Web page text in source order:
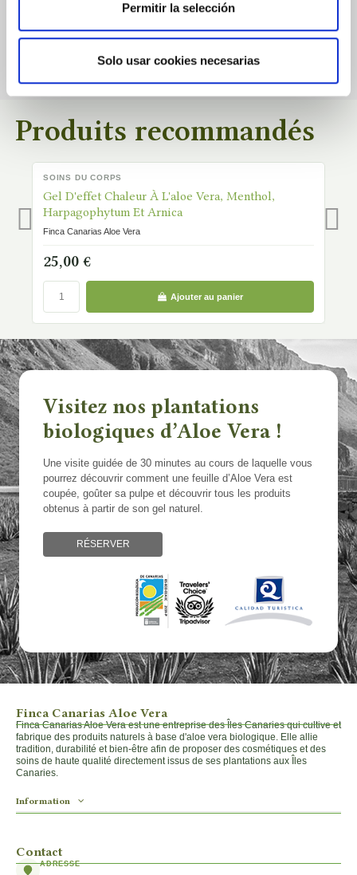
Permitir la selección
Solo usar cookies necesarias
Produits recommandés
SOINS DU CORPS
Gel D'effet Chaleur À L'aloe Vera, Menthol,
Harpagophytum Et Arnica
Finca Canarias Aloe Vera
25,00 €
Ajouter au panier
Visitez nos plantations
biologiques d’Aloe Vera !
Une visite guidée de 30 minutes au cours de laquelle vous
pourrez découvrir comment une feuille d’Aloe Vera est
coupée, goûter sa pulpe et découvrir tous les produits
obtenus à partir de son gel naturel.
RÉSERVER
Finca Canarias Aloe Vera
Finca Canarias Aloe Vera est une entreprise des Îles Canaries qui cultive et
fabrique des produits naturels à base d'aloe vera biologique. Elle allie
tradition, durabilité et bien-être afin de proposer des cosmétiques et des
soins de haute qualité directement issus de ses plantations aux Îles
Canaries.
Information
Contact
ADRESSE